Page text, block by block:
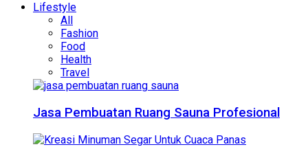
Lifestyle
All
Fashion
Food
Health
Travel
Jasa Pembuatan Ruang Sauna Profesional